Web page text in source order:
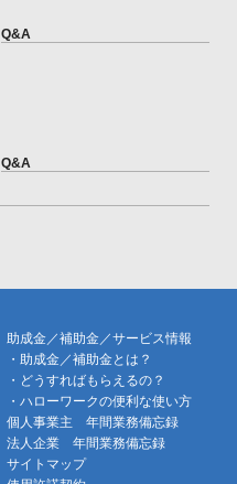
Q&A
Q&A
助成金／補助金／サービス情報
・助成金／補助金とは？
・どうすればもらえるの？
・ハローワークの便利な使い方
個人事業主 年間業務備忘録
法人企業 年間業務備忘録
サイトマップ